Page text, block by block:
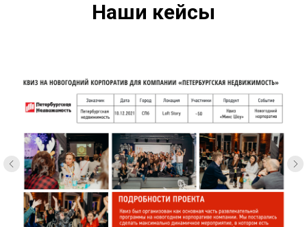
Наши кейсы